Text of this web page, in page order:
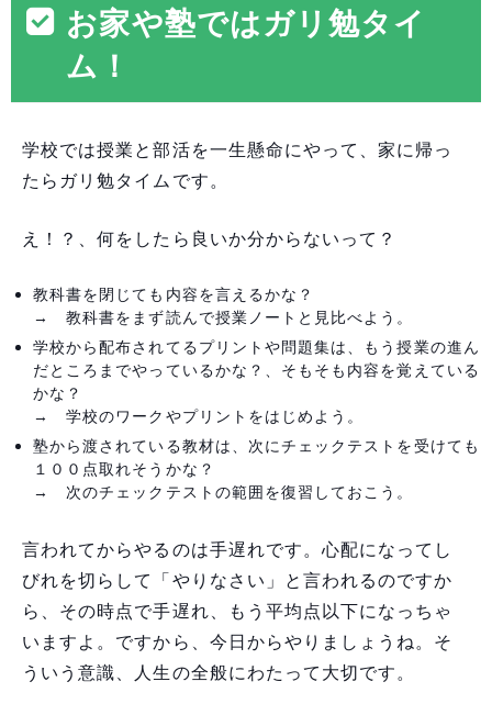
お家や塾ではガリ勉タイ
ム！
学校では授業と部活を一生懸命にやって、家に帰っ
たらガリ勉タイムです。
え！？、何をしたら良いか分からないって？
教科書を閉じても内容を言えるかな？
→ 教科書をまず読んで授業ノートと見比べよう。
学校から配布されてるプリントや問題集は、もう授業の進ん
だところまでやっているかな？、そもそも内容を覚えている
かな？
→ 学校のワークやプリントをはじめよう。
塾から渡されている教材は、次にチェックテストを受けても
１００点取れそうかな？
→ 次のチェックテストの範囲を復習しておこう。
言われてからやるのは手遅れです。心配になってし
びれを切らして「やりなさい」と言われるのですか
ら、その時点で手遅れ、もう平均点以下になっちゃ
いますよ。ですから、今日からやりましょうね。そ
ういう意識、人生の全般にわたって大切です。